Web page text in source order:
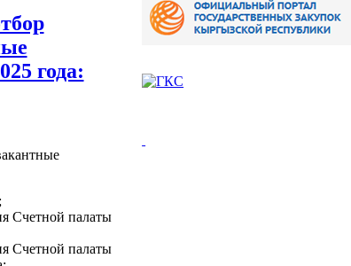
года:
Счетной палаты
Счетной палаты